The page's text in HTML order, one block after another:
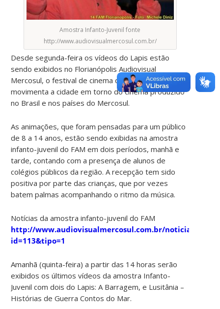
Amostra Infanto-Juvenil fonte
http://www.audiovisualmercosul.com.br/
Desde segunda-feira os vídeos do Lapis estão
sendo exibidos no Florianópolis Audiovisual
Mercosul, o festival de cinema que a 14 anos
movimenta a cidade em torno do cinema produzido
no Brasil e nos países do Mercosul.
As animações, que foram pensadas para um público
de 8 a 14 anos, estão sendo exibidas na amostra
infanto-juvenil do FAM em dois períodos, manhã e
tarde, contando com a presença de alunos de
colégios públicos da região. A recepção tem sido
positiva por parte das crianças, que por vezes
batem palmas acompanhando o ritmo da música.
Notícias da amostra infanto-juvenil do FAM
http://www.audiovisualmercosul.com.br/
id=113&tipo=1
Amanhã (quinta-feira) a partir das 14 horas serão
exibidos os últimos vídeos da amostra Infanto-
Juvenil com dois do Lapis: A Barragem, e Lusitânia –
Histórias de Guerra Contos do Mar.